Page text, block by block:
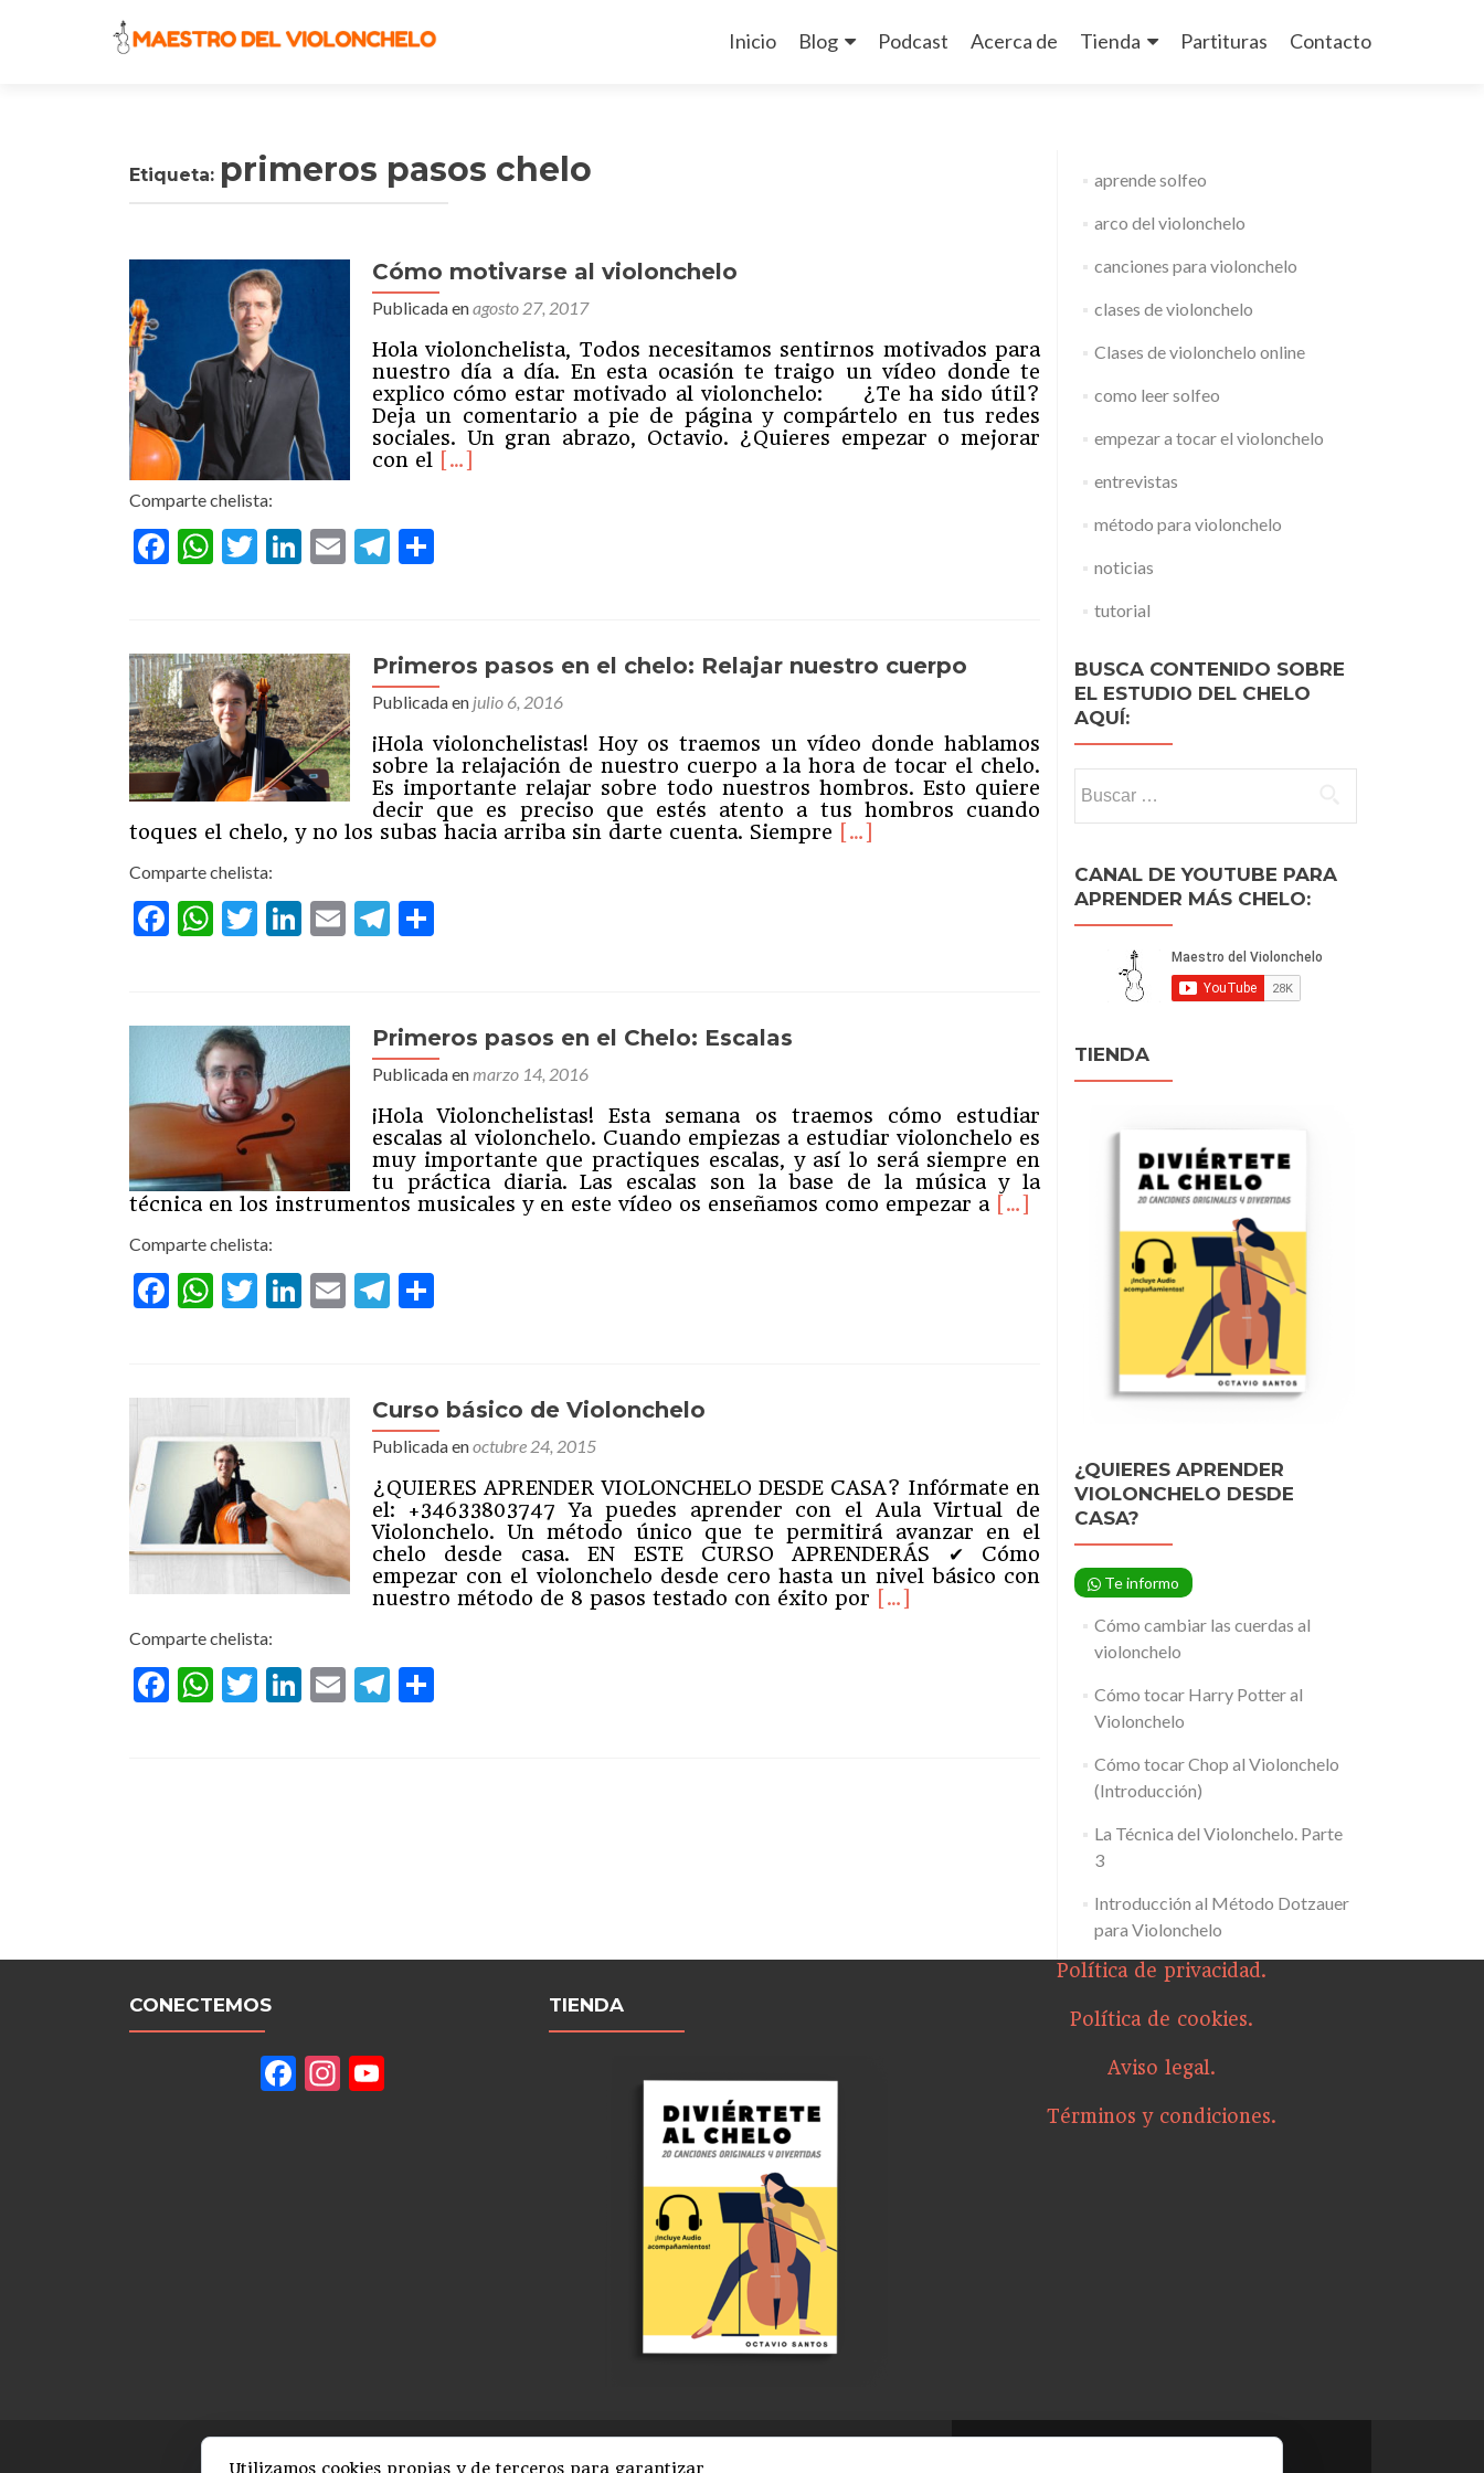
al
Inicio Blog Podcast Acerca de Tienda Partituras Contacto
Etiqueta: primeros pasos chelo
Cómo motivarse al violonchelo
Publicada enagosto 27, 2017
Hola violonchelista, Todos necesitamos sentirnos motivados para
nuestro día a día. En esta ocasión te traigo un vídeo donde te
explico cómo estar motivado al violonchelo: ¿Te ha sido útil?
Deja un comentario a pie de página y compártelo en tus redes
sociales. Un gran abrazo, Octavio. ¿Quieres empezar o mejorar
con el Leer
[…]
Comparte chelista:
Facebook
WhatsApp
Twitter
LinkedIn
EmailTelegram
Primeros pasos en el chelo: Relajar nuestro cuerpo
Publicada en julio 6, 2016
¡Hola violonchelistas! Hoy os traemos un vídeo donde hablamos
sobre la relajación de nuestro cuerpo a la hora de tocar el chelo.
Es importante relajar sobre todo nuestros hombros. Esto quiere
decir que es preciso que estés atento a tus hombros cuando
toques el chelo, y no los subas hacia arriba sin darte cuenta. Siempre Leer
[…]
Comparte chelista:
Facebook
WhatsApp
Twitter
LinkedIn
EmailTelegram
Primeros pasos en el Chelo: Escalas
Publicada enmarzo 14, 2016
¡Hola Violonchelistas! Esta semana os traemos cómo estudiar
escalas al violonchelo. Cuando empiezas a estudiar violonchelo es
muy importante que practiques escalas, y así lo será siempre en
tu práctica diaria. Las escalas son la base de la música y la
técnica en los instrumentos musicales y en este vídeo os enseñamos como empezar a Leer
[…]
Comparte chelista:
Facebook
WhatsApp
Twitter
LinkedIn
EmailTelegram
Curso básico de Violonchelo
Publicada enoctubre 24, 2015
¿QUIERES APRENDER VIOLONCHELO DESDE CASA? Infórmate en
el: +34633803747 Ya puedes aprender con el Aula Virtual de
Violonchelo. Un método único que te permitirá avanzar en el
chelo desde casa. EN ESTE CURSO APRENDERÁS ✔ Cómo
empezar con el violonchelo desde cero hasta un nivel básico con
nuestro método de 8 pasos testado con éxito por Leer
[…]
Comparte chelista:
Facebook
WhatsApp
Twitter
LinkedIn
EmailTelegram
aprende solfeo
arco del violonchelo
canciones para violonchelo
clases de violonchelo
Clases de violonchelo online
como leer solfeo
empezar a tocar el violonchelo
entrevistas
método para violonchelo
noticias
tutorial
BUSCA CONTENIDO SOBRE
EL ESTUDIO DEL CHELO
AQUÍ:
CANAL DE YOUTUBE PARA
APRENDER MÁS CHELO:
TIENDA
¿QUIERES APRENDER
VIOLONCHELO DESDE
CASA?
Te informo
Cómo cambiar las cuerdas al
violonchelo
Cómo tocar Harry Potter al
Violonchelo
Cómo tocar Chop al Violonchelo
(Introducción)
La Técnica del Violonchelo. Parte
3
Introducción al Método Dotzauer
para Violonchelo
CONECTEMOS
Facebook
Instagram
TIENDA
Política de privacidad.
Política de cookies.
Aviso legal.
Términos y condiciones.
Utilizamos cookies propias y de terceros para garantizar